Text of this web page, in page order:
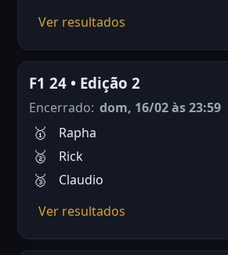
Ver resultados
F1 24 • Edição 2
Encerrado: dom, 16/02 às 23:59
Rapha
Rick
Claudio
Ver resultados